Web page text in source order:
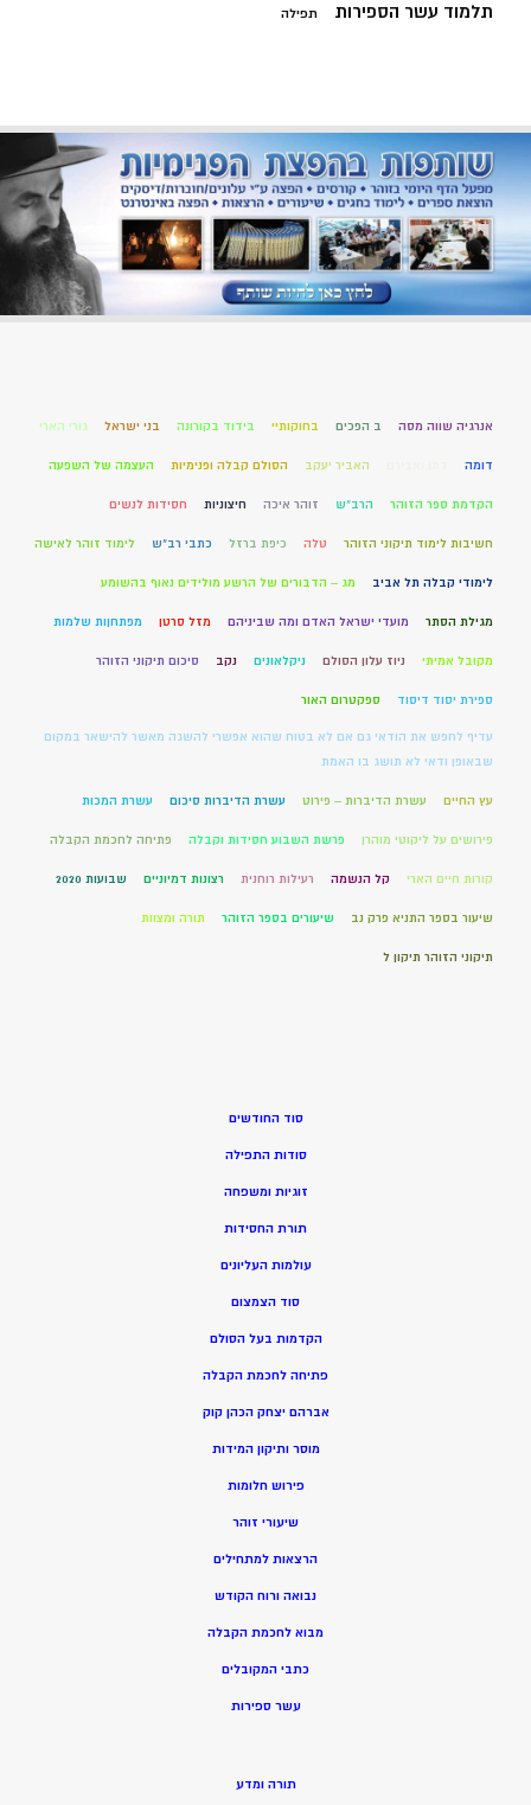
תלמוד עשר הספירות תפילה
אנרגיה שווה מסה ב הפכים בחוקותיי בידוד בקורונה בני ישראל גורי הארי
דומה האביר יעקב הסולם קבלה ופנימיות העצמה של השפעה
הקדמת ספר הזוהר הרב"ש זוהר איכה חיצוניות חסידות לנשים
חשיבות לימוד תיקוני הזוהר טלה כיפת ברזל כתבי רב"ש לימוד זוהר לאישה
לימודי קבלה תל אביב מג – הדבורים של הרשע מולידים נאוף בהשומע
מגילת הסתר מועדי ישראל האדם ומה שביניהם מזל סרטן מפתחןות שלמות
מקובל אמיתי ניוז עלון הסולם ניקלאונים נקב סיכום תיקוני הזוהר
ספירת יסוד דיסוד ספקטרום האור
עדיף לחפש את הודאי גם אם לא בטוח שהוא אפשרי להשגה מאשר להישאר במקום
שבאופן ודאי לא תושג בו האמת
עץ החיים עשרת הדיברות – פירוט עשרת הדיברות סיכום עשרת המכות
פירושים על ליקוטי מוהרן פרשת השבוע חסידות וקבלה פתיחה לחכמת הקבלה
קורות חיים הארי קל הנשמה רעילות רוחנית רצונות דמיוניים שבועות 2020
שיעור בספר התניא פרק נב שיעורים בספר הזוהר תורה ומצוות
תיקוני הזוהר תיקון ל
סוד החודשים
סודות התפילה
זוגיות ומשפחה
תורת החסידות
עולמות העליונים
סוד הצמצום
הקדמות בעל הסולם
פתיחה לחכמת הקבלה
אברהם יצחק הכהן קוק
מוסר ותיקון המידות
פירוש חלומות
שיעורי זוהר
הרצאות למתחילים
נבואה ורוח הקודש
מבוא לחכמת הקבלה
כתבי המקובלים
עשר ספירות
תורה ומדע